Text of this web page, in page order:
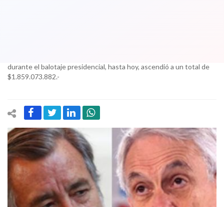
durante el balotaje presidencial, hasta hoy, ascendió a un total de
$1.859.073.882.-